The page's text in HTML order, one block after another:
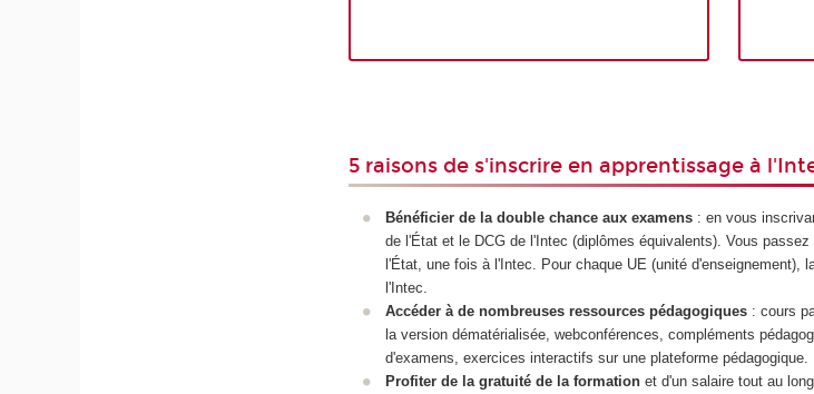
5 raisons de s'inscrire en apprentissage à
Bénéficier de la double chance aux examens: en vous
de l'État et le DCG de l'Intec (diplômes équivalents). Vous
l'État, une fois à l'Intec. Pour chaque UE (unité d'enseignement),
l'Intec.
Accéder à de nombreuses ressources pédagogiques: cours
la version dématérialisée, webconférences, compléments
d'examens, exercices interactifs sur une plateforme pédagogique.
Profiter de la gratuité de la formation et d'un salaire tout au